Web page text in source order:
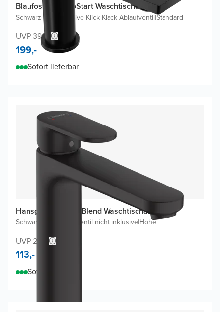
Blaufoss Eris EcoStart Waschtischarmatur
Schwarz Matt Inklusive Klick-Klack Ablaufventil|Standard
UVP 398,-
199,-
Sofort lieferbar
Hansgrohe Vernis Blend Waschtischarmatur
Schwarz Matt Ablaufventil nicht inklusive|Hohe
UVP 213,-
113,-
Sofort lieferbar